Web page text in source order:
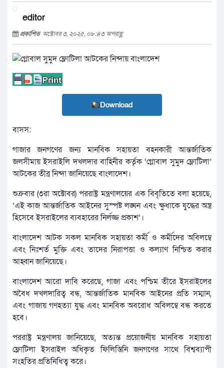
editor
প্রকাশিত অক্টোবর ৩, ২০২৫, ০৮:৪৩ অপরাহ্ণ
Download
বাসস:
গাজার জনগণের জন্য মানবিক সহায়তা বহনকারী আন্তর্জাতিক
জলসীমায় ইসরাইলি দখলদার বাহিনীর কর্তৃক ‘গ্লোবাল সুমুদ ফ্লোটিলা’
আটকের তীব্র নিন্দা জানিয়েছে বাংলাদেশ।
শুক্রবার (৩রা অক্টোবর) পররাষ্ট্র মন্ত্রণালয়ের এক বিবৃতিতে বলা হয়েছে,
‘এই কাজ আন্তর্জাতিক আইনের সুস্পষ্ট লঙ্ঘন এবং ক্ষুধাকে যুদ্ধের অস্ত্র
হিসেবে ইসরাইলের ব্যবহারের নির্লজ্জ প্রকাশ’।
বাংলাদেশ আটক সকল মানবিক সহায়তা কর্মী ও কর্মীদের অবিলম্বে
এবং নিঃশর্ত মুক্তি এবং তাদের নিরাপত্তা ও কল্যাণ নিশ্চিত করার
আহ্বান জানিয়েছে।
বাংলাদেশ আরো দাবি করেছে, গাজা এবং পশ্চিম তীরে ইসরাইলের
অবৈধ দখলদারিত্ব বন্ধ, আন্তর্জাতিক মানবিক আইনের প্রতি সম্মান,
এবং গাজায় গণহত্যা যুদ্ধ এবং মানবিক অবরোধ অবিলম্বে বন্ধ করতে
হবে।
পররাষ্ট্র মন্ত্রণালয় জানিয়েছে, অত্যন্ত প্রয়োজনীয় মানবিক সহায়তা
ফ্লোটিলা ইসরাইল অধিকৃত ফিলিস্তিনি জনগণের সাথে বিশ্বব্যাপী
সংহতির প্রতিনিধিত্ব করে।